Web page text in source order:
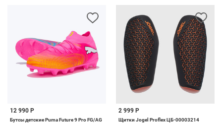
12 990 Р
Бутсы детские Puma Future 9 Pro FG/AG
2 999 Р
Щитки Jogel Proflex ЦБ-00003214